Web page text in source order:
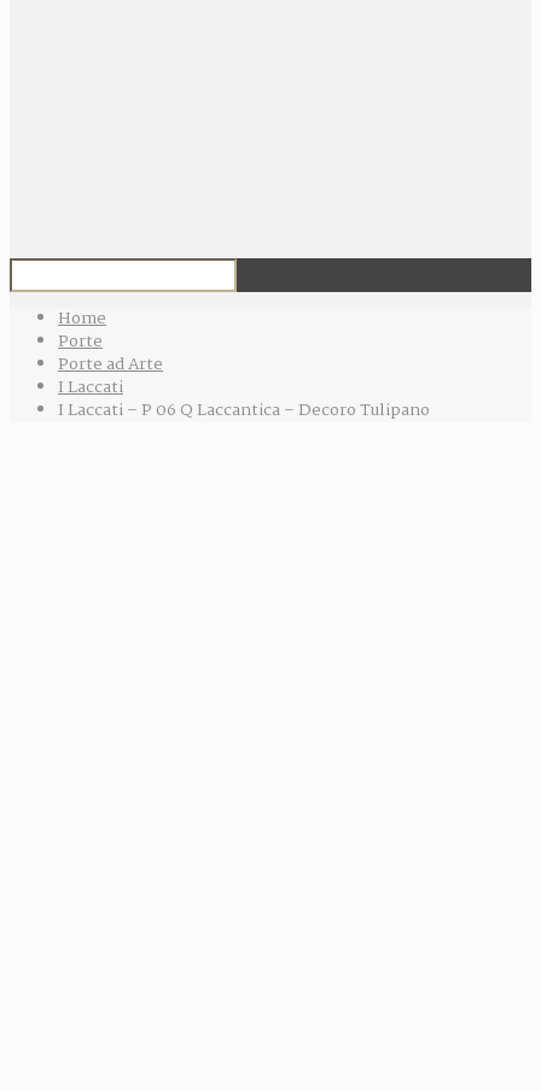
Home
Porte
Porte ad Arte
I Laccati
I Laccati – P 06 Q Laccantica – Decoro Tulipano